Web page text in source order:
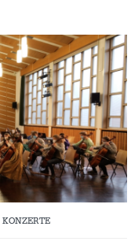
KONZERTE